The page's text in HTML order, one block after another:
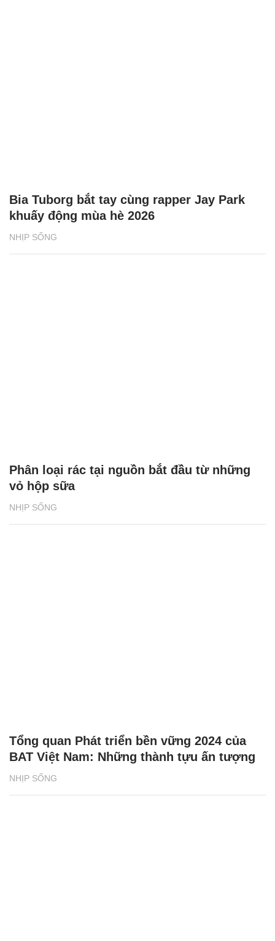
NHỊP SỐNG
Bia Tuborg bắt tay cùng rapper Jay Park
khuấy động mùa hè 2026
NHỊP SỐNG
Phân loại rác tại nguồn bắt đầu từ những
vỏ hộp sữa
NHỊP SỐNG
Tổng quan Phát triển bền vững 2024 của
BAT Việt Nam: Những thành tựu ấn tượng